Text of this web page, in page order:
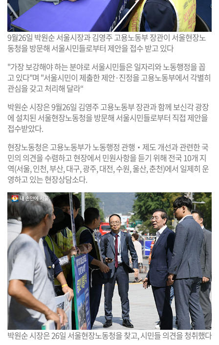
9월26일 박원순 서울시장과 김영주 고용노동부 장관이 서울현장노
동청을 방문해 서울시민들로부터 제안을 접수 받고 있다
"가장 보강해야 하는 분야로 서울시민들은 일자리와 노동행정을 꼽
고 있다"며 "서울시민이 제출한 제안·진정을 고용노동부에서 각별히
관심을 갖고 처리해 달라“
박원순 시장은 9월26일 김영주 고용노동부 장관과 함께 보신각 광장
에 설치된 서울현장노동청을 방문해 서울시민들로부터 직접 제안을
접수받았다.
현장노동청은 고용노동부가 노동행정 관행‧제도 개선과 관련한 국
민의 의견을 수렴하고 현장에서 민원사항을 듣기 위해 전국 10개 지
역(서울, 인천, 부산, 대구, 광주, 대전, 수원, 울산, 춘천)에서 일제히 운
영하고 있는 현장상담소다.
박원순 시장은 26일 서울현장노동청을 찾고, 시민들 의견을 청취했다